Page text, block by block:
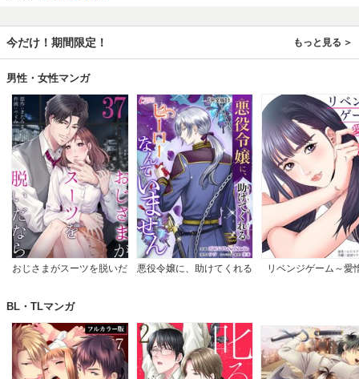
今だけ！期間限定！ もっと見る
男性・女性マンガ
おじさまがスーツを脱いだ
悪役令嬢に、助けてくれる
リベンジゲーム～愛
BL・TLマンガ